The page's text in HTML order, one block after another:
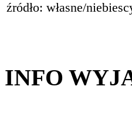
źródło: własne/
INFO